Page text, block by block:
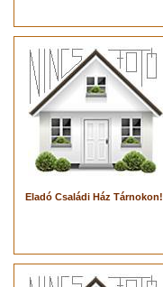
Eladó Családi Ház Tárnokon!